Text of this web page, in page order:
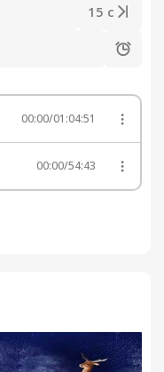
15 с
00:00/01:04:51
00:00/54:43